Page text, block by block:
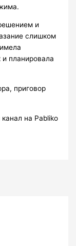
и
слишком
планировала
приговор
на Pabliko